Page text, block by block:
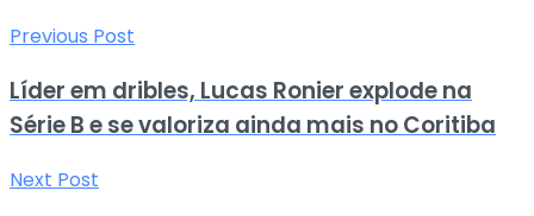
Previous Post
Líder em dribles, Lucas Ronier explode na
Série B e se valoriza ainda mais no Coritiba
Next Post